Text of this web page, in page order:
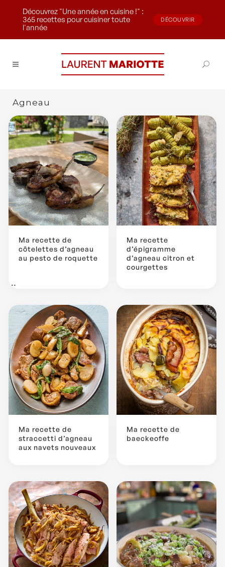
Découvrez "Une année en cuisine !" :
365 recettes pour cuisiner toute
l'année
DÉCOUVRIR
Agneau
Ma recette de
côtelettes d’agneau
au pesto de roquette
...
Ma recette
d’épigramme
d’agneau citron et
courgettes
Ma recette de
straccetti d’agneau
aux navets nouveaux
Ma recette de
baeckeoffe